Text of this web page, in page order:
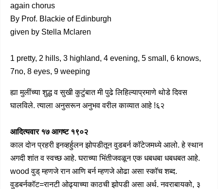
again chorus
By Prof. Blackie of Edinburgh
given by Stella Mclaren
1 pretty, 2 hills, 3 highland, 4 evening, 5 small, 6 knows,
7no, 8 eyes, 9 weeping
ह्या मुलींच्या शुद्ध व सुखी कुटुंबात मी पुढे लिहिल्याप्रमाणे थोडे दिवस
घालविले. त्याला अनुसरून अनुभव वरील काव्यात आहे !६२
आदित्यवार १७ आगष्ट १९०२
काल दोन प्रहरी इनव्हर्हुलन झोपडीतून वुडबर्न कॉटेजमध्ये आलो. हे स्थान
अगदी शांत व स्वच्छ आहे. घराच्या भिंतीजवळून एक धबधबा धबधबत आहे.
wood वुड् म्हणजे रान आणि बर्न म्हणजे ओढा असा स्कॉच शब्द.
वुडबर्नकॉट=रानटी ओढ्याच्या काठची झोपडी असा अर्थ. नवराबायको, ३